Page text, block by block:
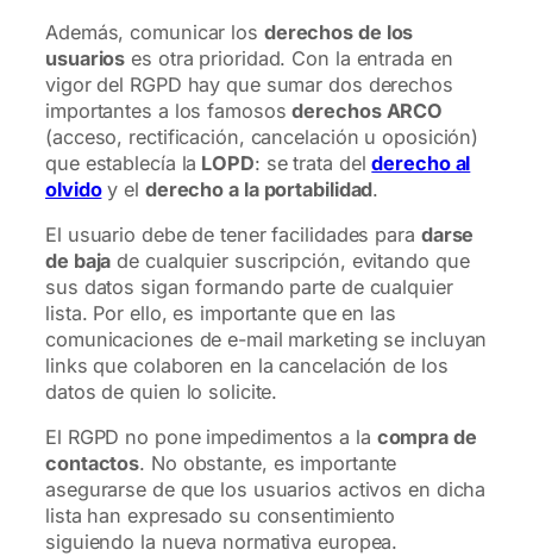
Además, comunicar los derechos de los
usuarios es otra prioridad. Con la entrada en
vigor del RGPD hay que sumar dos derechos
importantes a los famososderechos ARCO
(acceso, rectificación, cancelación u oposición)
que establecía la LOPD: se trata delderecho al
olvidoy el derecho a la portabilidad.
El usuario debe de tener facilidades para darse
de baja de cualquier suscripción, evitando que
sus datos sigan formando parte de cualquier
lista. Por ello, es importante que en las
comunicaciones de e-mail marketing se incluyan
links que colaboren en la cancelación de los
datos de quien lo solicite.
El RGPD no pone impedimentos a la compra de
contactos. No obstante, es importante
asegurarse de que los usuarios activos en dicha
lista han expresado su consentimiento
siguiendo la nueva normativa europea.